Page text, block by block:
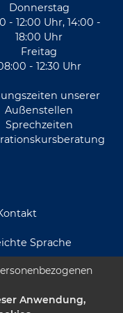
Donnerstag
- 12:00 Uhr, 14:00 -
18:00 Uhr
Freitag
- 12:30 Uhr
unserer
Außenstellen
Sprechzeiten
Sprache
Anwendung,